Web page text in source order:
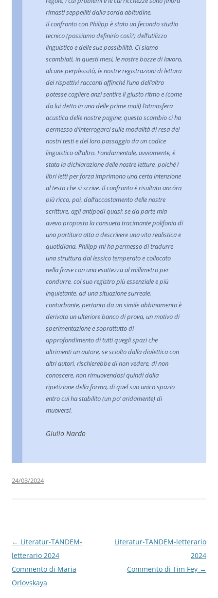
rimasti seppelliti dalla sorda abitudine.
Il confronto con Philipp è stato un fecondo studio
tecnico (possiamo definirlo così?) dell’utilizzo
linguistico e delle sue possibilità. Ci siamo
scambiati, in questi mesi, le nostre bozze di lavoro,
alcune perplessità, le nostre registrazioni di lettura
dei rispettivi racconti affinché l’uno dell’altro
potesse cogliere anzi sentire il giusto ritmo e (come
da lui detto in una delle prime mail) l’atmosfera
acustica delle nostre pagine; questo scambio ci ha
permesso d’interrogarci sulle modalità di resa dei
nostri testi e del loro passaggio da un codice
linguistico all’altro. Fondamentale, ovviamente, è
stata la dichiarazione delle nostre letture, poiché i
libri letti per forza imprimono una certa intenzione
al testo che si scrive. Il confronto è risultato ancóra
più ricco, poi, dall’accostamento delle nostre
scritture, agli antipodi quasi: se da parte mia
avevo proposto la consueta tracimante polifonia di
una partitura atta a descrivere una vita realistica e
quotidiana, Philipp mi ha permesso di tradurre
una struttura dal lessico temperato e collocato
nella frase con una esattezza al millimetro per
condurre, col suo registro più essenziale e più
inquietante, ad una situazione surreale,
conturbante, pertanto da un simile abbinamento è
derivato un ulteriore banco di prova, un motivo di
sperimentazione e soprattutto di
approfondimento di tutti quegli spazi che
altrimenti un autore, se sciolto dalla dialettica con
altri autori, rischierebbe di non vedere, di non
conoscere, non rimuovendosi quindi dalla
ripetizione della forma, di quel suo unico spazio
entro cui ha stabilito (un po’ aridamente) di
muoversi.
Giulio Nardo
24/03/2024
Navigazione
articolo
← Literatur-TANDEM-
letterario 2024
Commento di Maria
Orlovskaya
Literatur-TANDEM-letterario
2024
Commento di Tim Fey →